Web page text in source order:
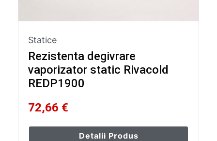
Statice
Rezistenta degivrare
vaporizator static Rivacold
REDP1900
72,66 €
Detalii Produs